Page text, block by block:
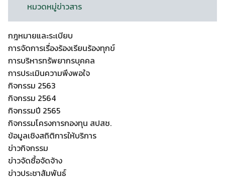
หมวดหมู่ข่าวสาร
กฎหมายและระเบียบ
การจัดการเรื่องร้องเรียนร้องทุกข์
การบริหารทรัพยากรบุคคล
การประเมินความพึงพอใจ
กิจกรรม 2563
กิจกรรม 2564
กิจกรรมปี 2565
กิจกรรมโครงการกองทุน สปสช.
ข้อมูลเชิงสถิติการให้บริการ
ข่าวกิจกรรม
ข่าวจัดซื้อจัดจ้าง
ข่าวประชาสัมพันธ์